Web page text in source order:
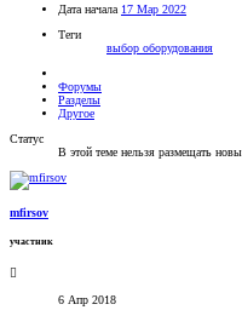
Дата начала 17 Мар 2022
Теги
выбор оборудования
Форумы
Разделы
Другое
Статус
В этой теме нельзя размещать
mfirsov
участник
6 Апр 2018